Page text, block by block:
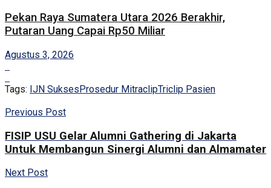
Pekan Raya Sumatera Utara 2026 Berakhir,
Putaran Uang Capai Rp50 Miliar
Agustus 3, 2026
Tags: IJN SuksesProsedur MitraclipTriclip Pasien
Previous Post
FISIP USU Gelar Alumni Gathering di Jakarta
Untuk Membangun Sinergi Alumni dan Almamater
Next Post